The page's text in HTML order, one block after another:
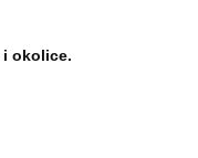
i okolice.